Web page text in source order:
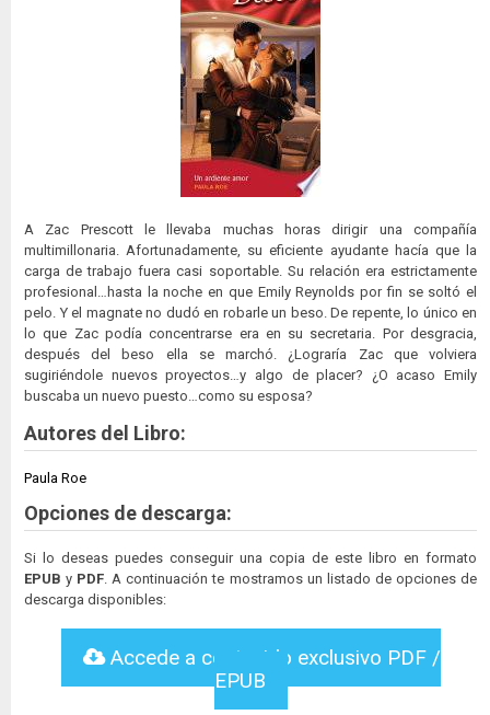
A Zac Prescott le llevaba muchas horas dirigir una compañía
multimillonaria. Afortunadamente, su eficiente ayudante hacía que la
carga de trabajo fuera casi soportable. Su relación era estrictamente
profesional…hasta la noche en que Emily Reynolds por fin se soltó el
pelo. Y el magnate no dudó en robarle un beso. De repente, lo único en
lo que Zac podía concentrarse era en su secretaria. Por desgracia,
después del beso ella se marchó. ¿Lograría Zac que volviera
sugiriéndole nuevos proyectos…y algo de placer? ¿O acaso Emily
buscaba un nuevo puesto…como su esposa?
Autores del Libro:
Paula Roe
Opciones de descarga:
Si lo deseas puedes conseguir una copia de este libro en formato
EPUB y PDF . A continuación te mostramos un listado de opciones de
descarga disponibles:
Accede a contenido exclusivo PDF /
EPUB